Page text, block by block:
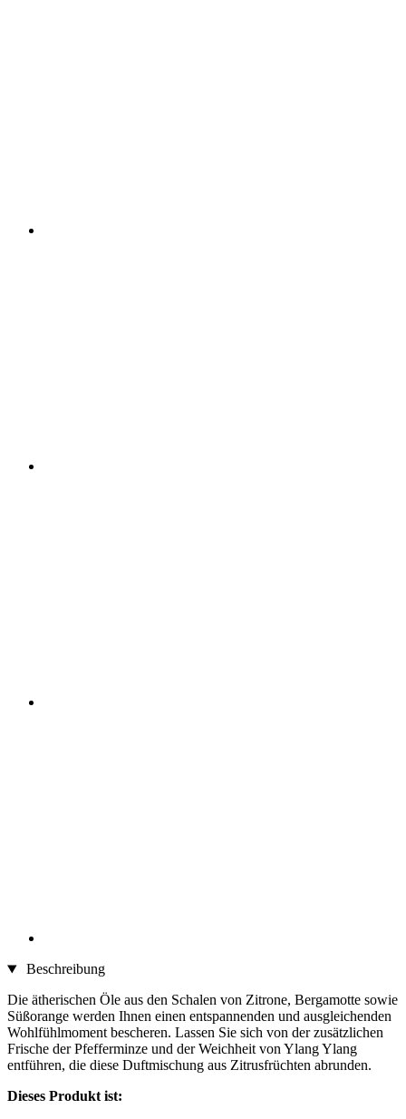
Beschreibung
Die ätherischen Öle aus den Schalen von Zitrone, Bergamotte sowie
Süßorange werden Ihnen einen entspannenden und ausgleichenden
Wohlfühlmoment bescheren. Lassen Sie sich von der zusätzlichen
Frische der Pfefferminze und der Weichheit von Ylang Ylang
entführen, die diese Duftmischung aus Zitrusfrüchten abrunden.
Dieses Produkt ist: